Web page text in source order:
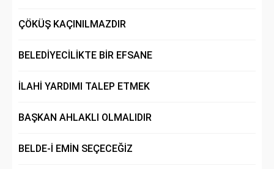
ÇÖKÜŞ KAÇINILMAZDIR
BELEDİYECİLİKTE BİR EFSANE
İLAHİ YARDIMI TALEP ETMEK
BAŞKAN AHLAKLI OLMALIDIR
BELDE-İ EMİN SEÇECEĞİZ